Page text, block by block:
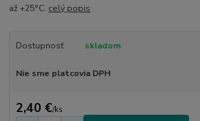
až +25°C. celý popis
Dostupnosť skladom
Nie sme platcovia DPH
2,40 €/ks